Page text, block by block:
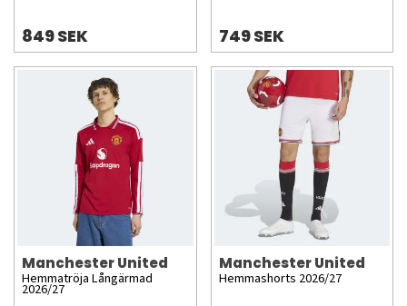
849 SEK 749 SEK
Manchester United
Hemmatröja Långärmad
2026/27
Manchester United
Hemmashorts 2026/27